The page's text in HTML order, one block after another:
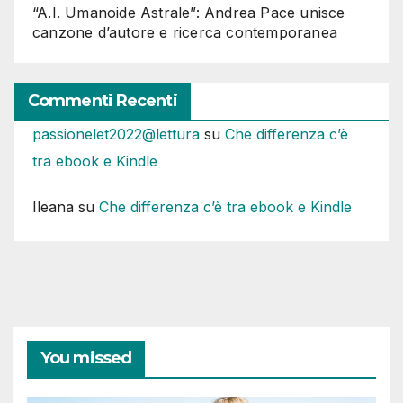
“A.I. Umanoide Astrale”: Andrea Pace unisce
canzone d’autore e ricerca contemporanea
Commenti Recenti
passionelet2022@lettura su Che differenza c’è
tra ebook e Kindle
Ileana su Che differenza c’è tra ebook e Kindle
You missed